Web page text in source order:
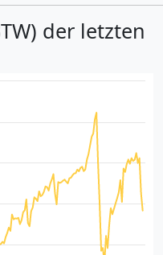
der letzten